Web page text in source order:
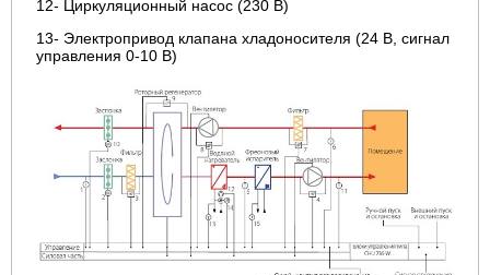
12- Циркуляционный насос (230 В)
13- Электропривод клапана хладоносителя (24 В, сигнал
управления 0-10 В)